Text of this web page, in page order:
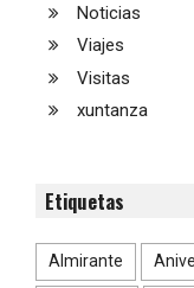
Noticias
Viajes
Visitas
xuntanza
Etiquetas
Almirante